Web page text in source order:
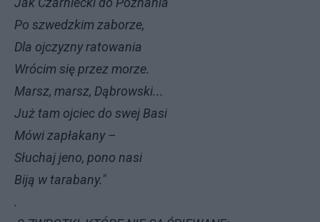
Po szwedzkim zaborze,
Dla ojczyzny ratowania
Wrócim się przez morze.
Marsz, marsz, Dąbrowski...
Już tam ojciec do swej Basi
Mówi zapłakany –
Słuchaj jeno, pono nasi
Biją w tarabany."
.